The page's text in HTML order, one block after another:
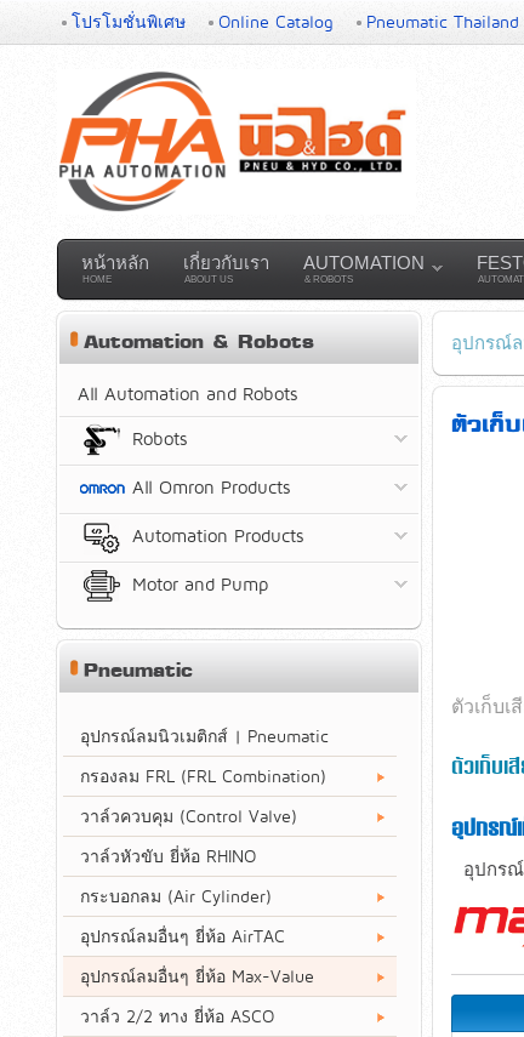
โปรโมชั่นพิเศษ Online Catalog Pneumatic Thailand
หน้าหลัก
HOME
เกี่ยวกับเรา
ABOUT US
AUTOMATION
& ROBOTS
อุปกรณ์ล
ตัวเก็
ตัวเก็บเ
ตัวเก็บเ
อุปกรณ์
อุปกรณ์
Automation & Robots
All Automation and Robots
Robots
All Omron Products
Automation Products
Motor and Pump
Pneumatic
อุปกรณ์ลมนิวเมติกส์ | Pneumatic
กรองลม FRL (FRL Combination)
วาล์วควบคุม (Control Valve)
วาล์วหัวขับ ยี่ห้อ RHINO
กระบอกลม (Air Cylinder)
อุปกรณ์ลมอื่นๆ ยี่ห้อ AirTAC
อุปกรณ์ลมอื่นๆ ยี่ห้อ Max-Value
วาล์ว 2/2 ทาง ยี่ห้อ ASCO